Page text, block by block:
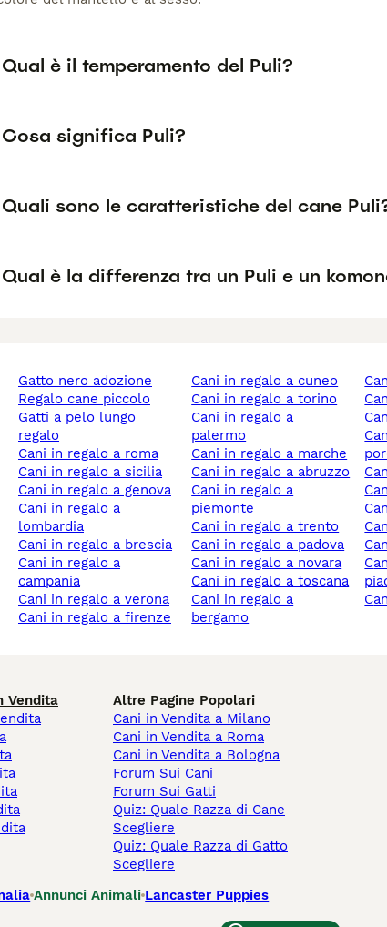
Qual è il temperamento del Puli?
Cosa significa Puli?
Quali sono le caratteristiche del cane
Qual è la differenza tra un Puli e un
gatto nero adozione
regalo cane piccolo
gatti a pelo lungo
regalo
cani in regalo a roma
cani in regalo a sicilia
cani in regalo a genova
cani in regalo a
lombardia
cani in regalo a brescia
cani in regalo a
campania
cani in regalo a verona
cani in regalo a firenze
cani in regalo a cuneo
cani in regalo a torino
cani in regalo a
palermo
cani in regalo a marche
cani in regalo a abruzzo
cani in regalo a
piemonte
cani in regalo a trento
cani in regalo a padova
cani in regalo a novara
cani in regalo a toscana
cani in regalo a
bergamo
cani in regalo a
cani in regalo a
Vendita
Altre Pagine Popolari
Cani in Vendita a Milano
Cani in Vendita a Roma
Cani in Vendita a Bologna
Forum Sui Cani
Forum Sui Gatti
Quiz: Quale Razza di Cane
Scegliere
Quiz: Quale Razza di Gatto
Scegliere
Annunci Animali Lancaster Puppies